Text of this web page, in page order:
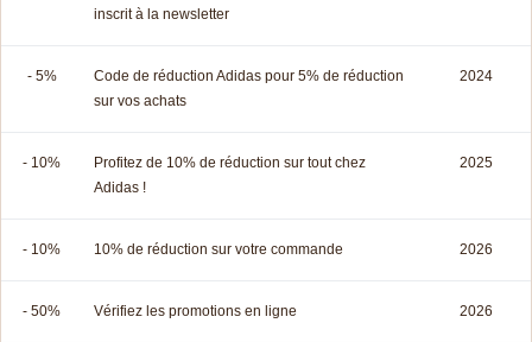
inscrit à la newsletter
- 5%
Code de réduction Adidas pour 5% de réduction
sur vos achats
2024
- 10%
Profitez de 10% de réduction sur tout chez
Adidas !
2025
- 10% 10% de réduction sur votre commande 2026
- 50% Vérifiez les promotions en ligne 2026